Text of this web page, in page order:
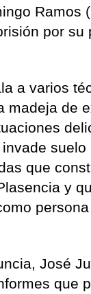
Ramos
por su
a varios
madeja de
que
y
José
que